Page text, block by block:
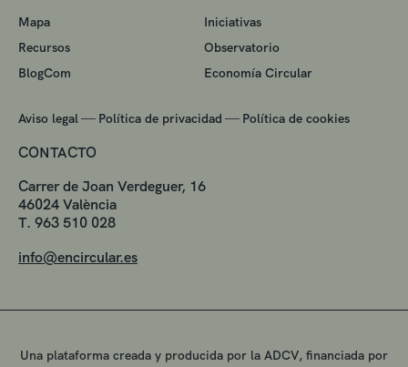
Mapa
Iniciativas
Recursos
Observatorio
BlogCom
Economía Circular
Aviso legal — Política de privacidad — Política de cookies
CONTACTO
Carrer de Joan Verdeguer, 16
46024 València
T. 963 510 028
info@encircular.es
Una plataforma creada y producida por la ADCV, financiada por